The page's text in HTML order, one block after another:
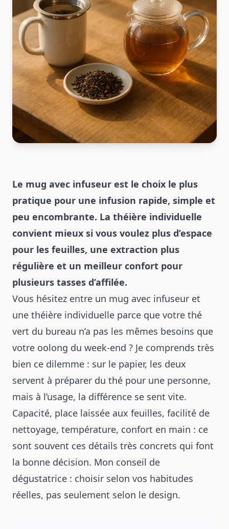
Le mug avec infuseur est le choix le plus
pratique pour une infusion rapide, simple et
peu encombrante. La théière individuelle
convient mieux si vous voulez plus d’espace
pour les feuilles, une extraction plus
régulière et un meilleur confort pour
plusieurs tasses d’affilée.
Vous hésitez entre un mug avec infuseur et
une théière individuelle parce que votre thé
vert du bureau n’a pas les mêmes besoins que
votre oolong du week-end ? Je comprends très
bien ce dilemme : sur le papier, les deux
servent à préparer du thé pour une personne,
mais à l’usage, la différence se sent vite.
Capacité, place laissée aux feuilles, facilité de
nettoyage, température, confort en main : ce
sont souvent ces détails très concrets qui font
la bonne décision. Mon conseil de
dégustatrice : choisir selon vos habitudes
réelles, pas seulement selon le design.